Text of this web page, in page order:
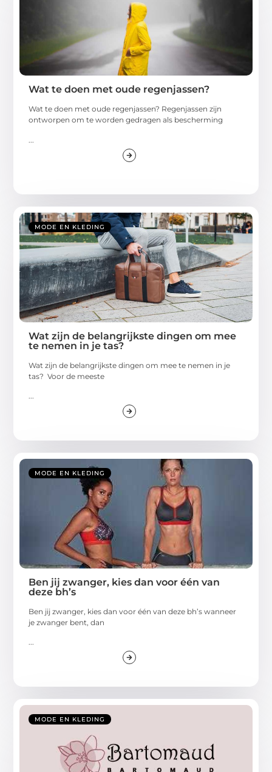
Wat te doen met oude regenjassen?
Wat te doen met oude regenjassen? Regenjassen zijn
ontworpen om te worden gedragen als bescherming
MODE EN KLEDING
Wat zijn de belangrijkste dingen om mee
te nemen in je tas?
Wat zijn de belangrijkste dingen om mee te nemen in je
tas? Voor de meeste
MODE EN KLEDING
Ben jij zwanger, kies dan voor één van
deze bh’s
Ben jij zwanger, kies dan voor één van deze bh’s wanneer
je zwanger bent, dan
...
MODE EN KLEDING